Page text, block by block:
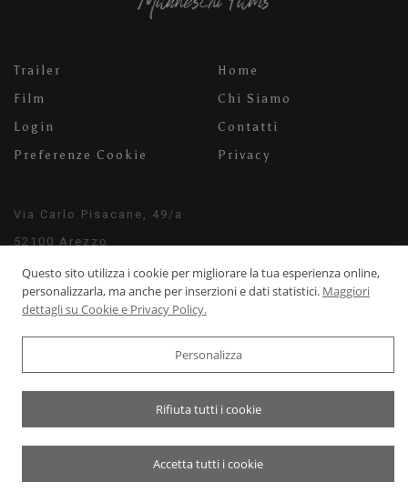
Trailer
Film
Login
Preferenze Cookie
Home
Chi Siamo
Contatti
Privacy
Via Carlo Pisacane, 49/a
52100 Arezzo
info@milaneschifilms.com
+39 3920542526
© 2022-2026 Milaneschi Films Cinema - P.Iva: 04464170234
Powered byWebDesignProduction
Questo sito utilizza i cookie per migliorare la tua esperienza online,
personalizzarla, ma anche per inserzioni e dati statistici. Maggiori
dettagli su Cookie e Privacy Policy.
Personalizza
Rifiuta tutti i cookie
Accetta tutti i cookie